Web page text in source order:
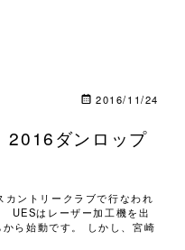
2016/11/24
2016ダンロップ
ントリークラブで行なわれ
UESはレーザー加工機を出
ら始動です。 しかし、宮崎